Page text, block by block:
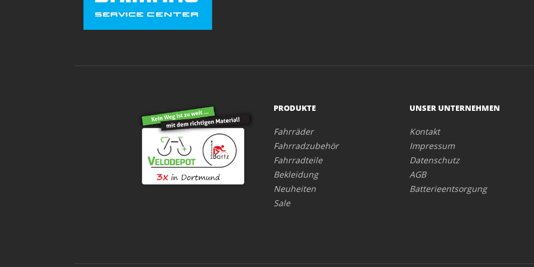
PRODUKTE
Fahrräder
Fahrradzubehör
Fahrradteile
Bekleidung
Neuheiten
Sale
UNSER UNTERNEHMEN
Kontakt
Impressum
Datenschutz
AGB
Batterieentsorgung